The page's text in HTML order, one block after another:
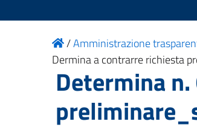
/Amministrazione
Dermina a contrarre richiesta
Determina